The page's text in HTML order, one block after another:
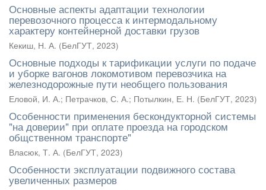
Основные аспекты адаптации технологии
перевозочного процесса к интермодальному
характеру контейнерной доставки грузов
Кекиш, Н. А. (БелГУТ, 2023)
Основные подходы к тарификации услуги по подаче
и уборке вагонов локомотивом перевозчика на
железнодорожные пути необщего пользования
Еловой, И. А.; Петрачков, С. А.; Потылкин, Е. Н. (БелГУТ, 2023)
Особенности применения бескондукторной системы
"на доверии" при оплате проезда на городском
общственном транспорте"
Власюк, Т. А. (БелГУТ, 2023)
Особенности эксплуатации подвижного состава
увеличенных размеров